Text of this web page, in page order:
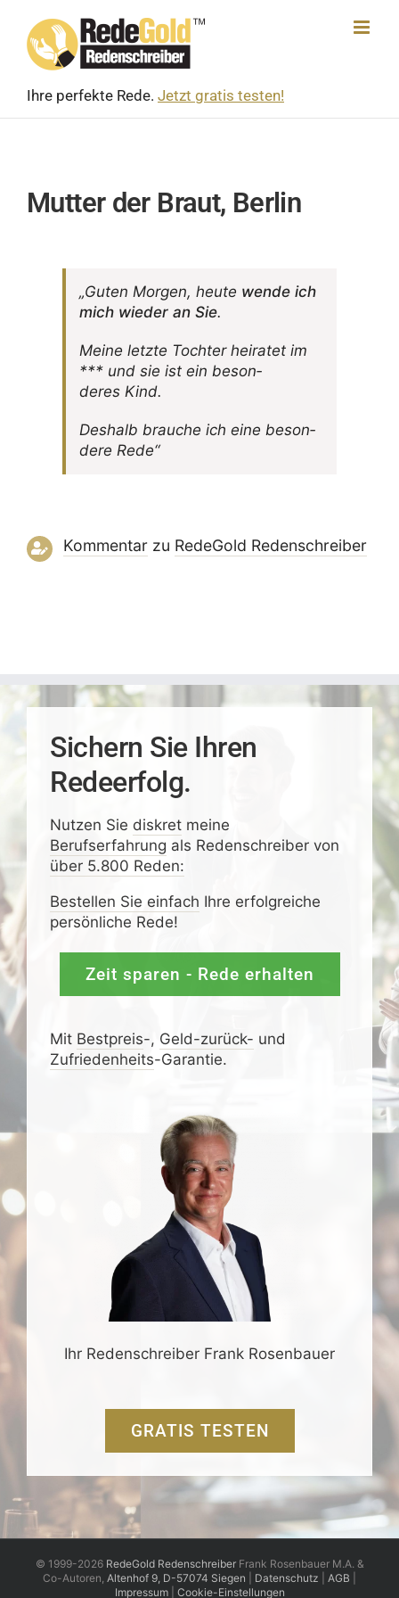
content
Ihre perfekte Rede. Jetzt gratis testen!
Mutter der Braut, Berlin
„Guten Morgen, heute wende ich
mich wieder an Sie.
Meine letzte Tochter heiratet im
*** und sie ist ein beson­
deres Kind.
Deshalb brauche ich eine beson­
dere Rede“
Kommentarzu RedeGold Reden­schreiber
Sichern Sie Ihren
Redeerfolg.
Nutzen Sie diskretmeine
Berufserfahrung als Redenschreiber von
über 5.800 Reden:
Bestellen Sie einfach Ihre erfolgreiche
persönliche Rede!
Zeit sparen - Rede erhalten
Mit Bestpreis-, Geld-zurück- und
Zufrieden­­heits-Garantie.
Ihr Redenschreiber Frank Rosenbauer
GRATIS TESTEN
© 1999-2026 RedeGold RedenschreiberFrank Rosenbauer M.A. &
Co-Autoren, Altenhof 9, D-57074 Siegen Datenschutz AGB
Impressum| Cookie-Einstellungen